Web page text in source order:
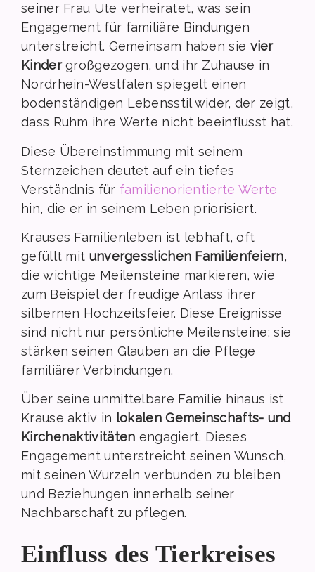
seiner Frau Ute verheiratet, was sein
Engagement für familiäre Bindungen
unterstreicht. Gemeinsam haben sie vier
Kindergroßgezogen, und ihr Zuhause in
Nordrhein-Westfalen spiegelt einen
bodenständigen Lebensstil wider, der zeigt,
dass Ruhm ihre Werte nicht beeinflusst hat.
Diese Übereinstimmung mit seinem
Sternzeichen deutet auf ein tiefes
Verständnis für familienorientierte Werte
hin, die er in seinem Leben priorisiert.
Krauses Familienleben ist lebhaft, oft
gefüllt mit unvergesslichen Familienfeiern,
die wichtige Meilensteine markieren, wie
zum Beispiel der freudige Anlass ihrer
silbernen Hochzeitsfeier. Diese Ereignisse
sind nicht nur persönliche Meilensteine; sie
stärken seinen Glauben an die Pflege
familiärer Verbindungen.
Über seine unmittelbare Familie hinaus ist
Krause aktiv in lokalen Gemeinschafts- und
Kirchenaktivitäten engagiert. Dieses
Engagement unterstreicht seinen Wunsch,
mit seinen Wurzeln verbunden zu bleiben
und Beziehungen innerhalb seiner
Nachbarschaft zu pflegen.
Einfluss des Tierkreises